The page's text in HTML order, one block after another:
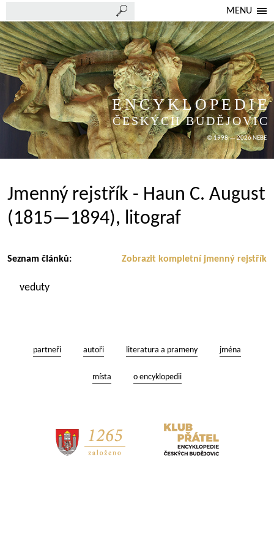
MENU
ENCYKLOPEDIE
ČESKÝCH BUDĚJOVIC
© 1998 — 2026 NEBE
Jmenný rejstřík - Haun C. August
(1815—1894), litograf
Zobrazit kompletní jmenný rejstřík
Seznam článků:
veduty
partneři autoři literatura a prameny jména
místa o encyklopedii